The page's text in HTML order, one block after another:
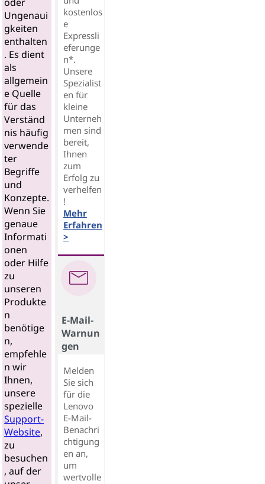
oder
Ungenaui
gkeiten
enthalten
. Es dient
als
allgemein
e Quelle
für das
Verständ
nis häufig
verwende
ter
Begriffe
und
Konzepte.
Wenn Sie
genaue
Informati
onen
oder Hilfe
zu
unseren
Produkte
n
benötige
n,
empfehle
n wir
Ihnen,
unsere
spezielle
Support-
Website,
zu
besuchen
, auf der
kostenlos
e
Expressli
eferunge
n*.
Unsere
Spezialist
en für
kleine
Unterneh
men sind
bereit,
Ihnen
zum
Erfolg zu
verhelfen
!
Mehr
Erfahren
>
E-Mail-
Warnun
gen
Melden
Sie sich
für die
Lenovo
E-Mail-
Benachri
chtigung
en an,
um
wertvolle